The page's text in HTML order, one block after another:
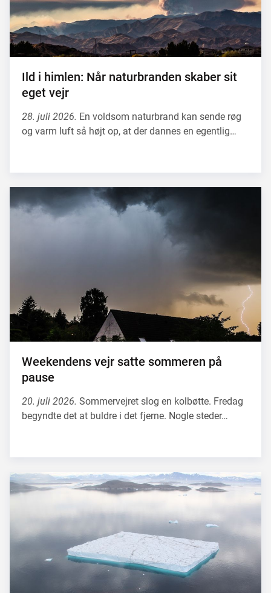
Ild i himlen: Når naturbranden skaber sit
eget vejr
28. juli 2026. En voldsom naturbrand kan sende røg
og varm luft så højt op, at der dannes en egentlig…
Weekendens vejr satte sommeren på
pause
20. juli 2026. Sommervejret slog en kolbøtte. Fredag
begyndte det at buldre i det fjerne. Nogle steder…